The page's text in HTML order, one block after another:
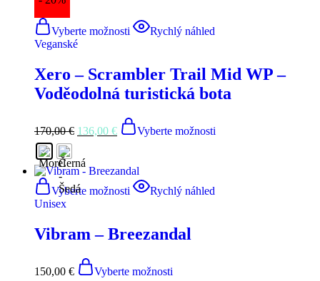
Vyberte možnosti
Rychlý náhled
Veganské
Xero – Scrambler Trail Mid WP –
Voděodolná turistická bota
170,00€ 136,00 € Vyberte možnosti
Vyberte možnosti
Rychlý náhled
Unisex
Vibram – Breezandal
150,00 € Vyberte možnosti